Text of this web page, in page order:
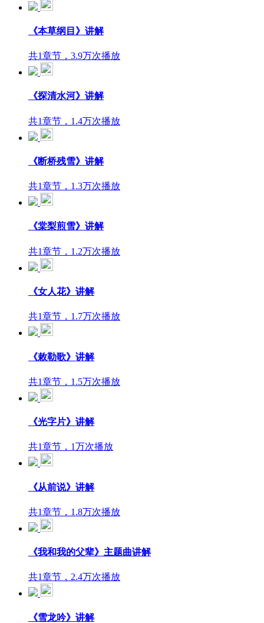
《本草纲目》讲解
共1章节，3.9万次播放
《探清水河》讲解
共1章节，1.4万次播放
《断桥残雪》讲解
共1章节，1.3万次播放
《棠梨煎雪》讲解
共1章节，1.2万次播放
《女人花》讲解
共1章节，1.7万次播放
《敕勒歌》讲解
共1章节，1.5万次播放
《光字片》讲解
共1章节，1万次播放
《从前说》讲解
共1章节，1.8万次播放
《我和我的父辈》主题曲讲解
共1章节，2.4万次播放
《雪龙吟》讲解